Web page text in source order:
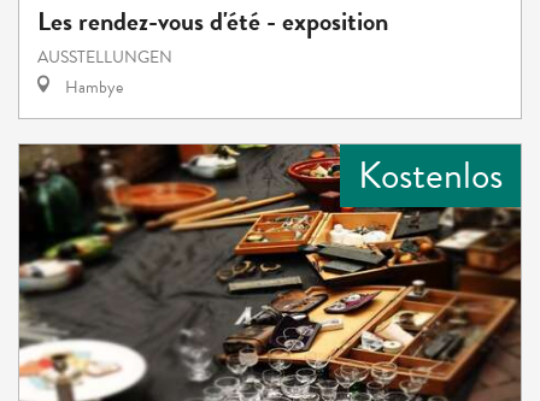
Les rendez-vous d'été - exposition
AUSSTELLUNGEN
Hambye
Kostenlos